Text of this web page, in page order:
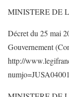
MINISTERE DE
Décret du 25 mai
Gouvernement
http://